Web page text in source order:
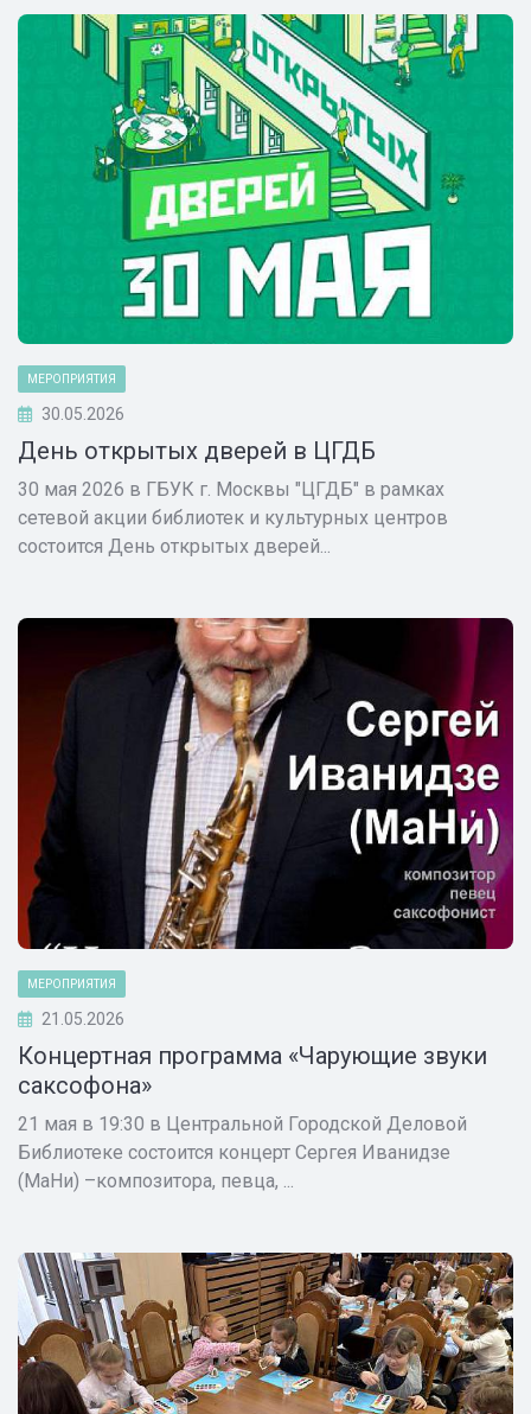
МЕРОПРИЯТИЯ
30.05.2026
День открытых дверей в ЦГДБ
30 мая 2026 в ГБУК г. Москвы "ЦГДБ" в рамках
сетевой акции библиотек и культурных центров
состоится День открытых дверей...
МЕРОПРИЯТИЯ
21.05.2026
Концертная программа «Чарующие звуки
саксофона»
21 мая в 19:30 в Центральной Городской Деловой
Библиотеке состоится концерт Сергея Иванидзе
(МаНи) –композитора, певца, ...